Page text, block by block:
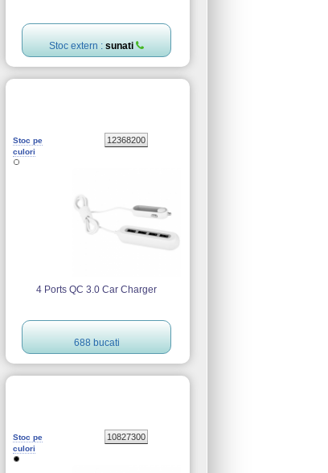
Stoc extern : sunati
Stoc pe
culori
12368200
4 Ports QC 3.0 Car Charger
688 bucati
Stoc pe
culori
10827300